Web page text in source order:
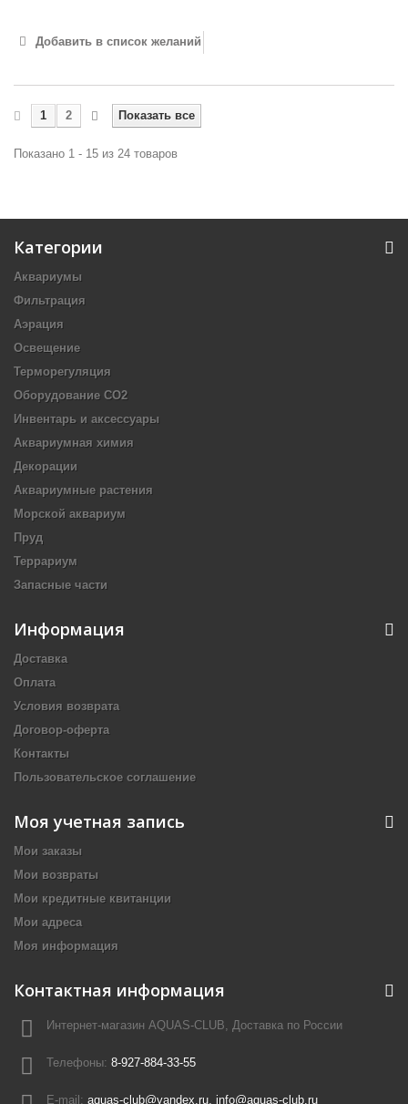
Добавить в список желаний
Показать все
1 2
Показано 1 - 15 из 24 товаров
Категории
Аквариумы
Фильтрация
Аэрация
Освещение
Терморегуляция
Оборудование CO2
Инвентарь и аксессуары
Аквариумная химия
Декорации
Аквариумные растения
Морской аквариум
Пруд
Террариум
Запасные части
Информация
Доставка
Оплата
Условия возврата
Договор-оферта
Контакты
Пользовательское соглашение
Моя учетная запись
Мои заказы
Мои возвраты
Мои кредитные квитанции
Мои адреса
Моя информация
Контактная информация
Интернет-магазин AQUAS-CLUB, Доставка по России
Телефоны: 8-927-884-33-55
E-mail: aquas-club@yandex.ru, info@aquas-club.ru